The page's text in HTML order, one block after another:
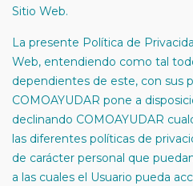
Sitio Web.
La presente Política de
Web, entendiendo como tal
dependientes de este, con sus
COMOAYUDAR pone a
declinando COMOAYUDAR
las diferentes políticas de
de carácter personal que
a las cuales el Usuario pueda